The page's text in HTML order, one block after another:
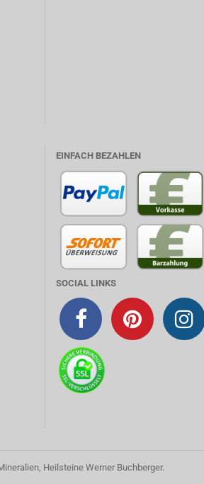
EINFACH BEZAHLEN
SOCIAL LINKS
Heilsteine Werner Buchberger.